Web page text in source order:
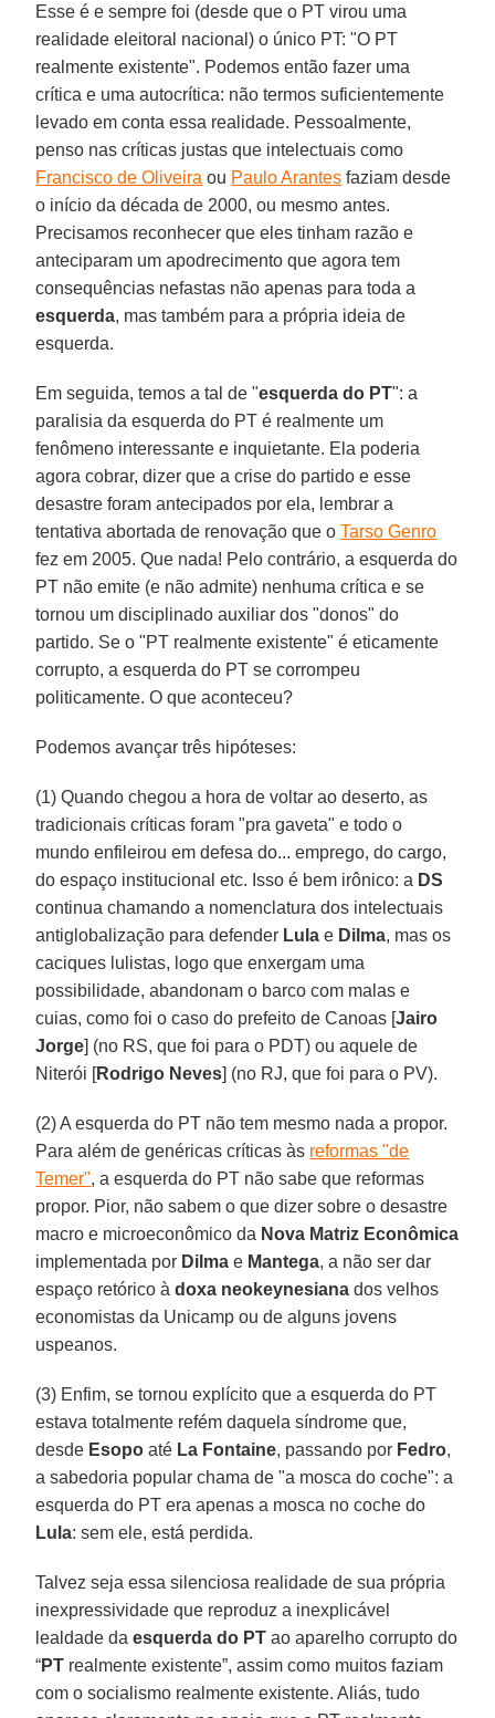
Esse é e sempre foi (desde que o PT virou uma
realidade eleitoral nacional) o único PT: "O PT
realmente existente". Podemos então fazer uma
crítica e uma autocrítica: não termos suficientemente
levado em conta essa realidade. Pessoalmente,
penso nas críticas justas que intelectuais como
Francisco de Oliveira ou Paulo Arantes faziam desde
o início da década de 2000, ou mesmo antes.
Precisamos reconhecer que eles tinham razão e
anteciparam um apodrecimento que agora tem
consequências nefastas não apenas para toda a
esquerda, mas também para a própria ideia de
esquerda.
Em seguida, temos a tal de "esquerda do PT": a
paralisia da esquerda do PT é realmente um
fenômeno interessante e inquietante. Ela poderia
agora cobrar, dizer que a crise do partido e esse
desastre foram antecipados por ela, lembrar a
tentativa abortada de renovação que oTarso Genro
fez em 2005. Que nada! Pelo contrário, a esquerda do
PT não emite (e não admite) nenhuma crítica e se
tornou um disciplinado auxiliar dos "donos" do
partido. Se o "PT realmente existente" é eticamente
corrupto, a esquerda do PT se corrompeu
politicamente. O que aconteceu?
Podemos avançar três hipóteses:
(1) Quando chegou a hora de voltar ao deserto, as
tradicionais críticas foram "pra gaveta" e todo o
mundo enfileirou em defesa do... emprego, do cargo,
do espaço institucional etc. Isso é bem irônico: a DS
continua chamando a nomenclatura dos intelectuais
antiglobalização para defender Lula e Dilma, mas os
caciques lulistas, logo que enxergam uma
possibilidade, abandonam o barco com malas e
cuias, como foi o caso do prefeito de Canoas [Jairo
Jorge] (no RS, que foi para o PDT) ou aquele de
Niterói [Rodrigo Neves] (no RJ, que foi para o PV).
(2) A esquerda do PT não tem mesmo nada a propor.
Para além de genéricas críticas às reformas "de
Temer", a esquerda do PT não sabe que reformas
propor. Pior, não sabem o que dizer sobre o desastre
macro e microeconômico da Nova Matriz Econômica
implementada por Dilma e Mantega, a não ser dar
espaço retórico àdoxa neokeynesiana dos velhos
economistas da Unicamp ou de alguns jovens
uspeanos.
(3) Enfim, se tornou explícito que a esquerda do PT
estava totalmente refém daquela síndrome que,
desde Esopo até La Fontaine, passando por Fedro,
a sabedoria popular chama de "a mosca do coche": a
esquerda do PT era apenas a mosca no coche do
Lula: sem ele, está perdida.
Talvez seja essa silenciosa realidade de sua própria
inexpressividade que reproduz a inexplicável
lealdade daesquerda do PT ao aparelho corrupto do
“PT realmente existente”, assim como muitos faziam
com o socialismo realmente existente. Aliás, tudo